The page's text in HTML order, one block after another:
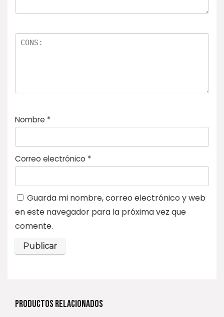
Nombre *
Correo electrónico *
Guarda mi nombre, correo electrónico y web
en este navegador para la próxima vez que
comente.
PRODUCTOS RELACIONADOS